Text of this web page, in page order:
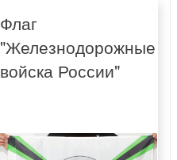
Флаг
"Железнодорожные
войска России"